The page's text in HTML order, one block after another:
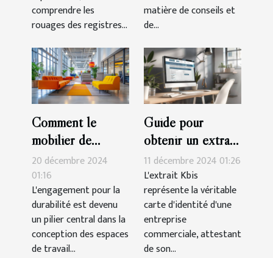
comprendre les
rouages des registres...
matière de conseils et
de...
Comment le
mobilier de
bureau
reconditionné
favorise un
environnement de
travail durable
20 décembre 2024
01:16
L'engagement pour la
durabilité est devenu
un pilier central dans la
conception des espaces
de travail...
Guide pour
obtenir un extrait
Kbis en ligne
efficacement
11 décembre 2024 01:26
L'extrait Kbis
représente la véritable
carte d'identité d'une
entreprise
commerciale, attestant
de son...